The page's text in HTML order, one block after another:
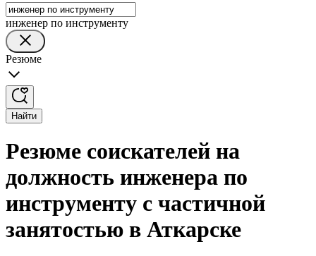
инженер по инструменту
Резюме
Найти
Резюме соискателей на
должность инженера по
инструменту с частичной
занятостью в Аткарске